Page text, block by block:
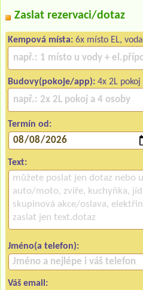
Zaslat rezervaci/dotaz
Kempová místa: 6x místo EL, voda
Budovy(pokoje/app): 4x 2L pokoj
Termín od:
Text:
Jméno(a telefon):
Váš email: